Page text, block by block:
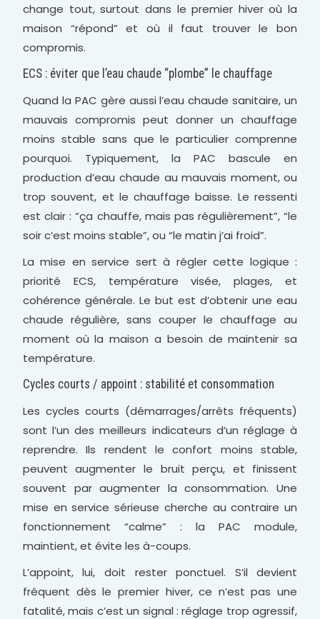
change tout, surtout dans le premier hiver où la
maison “répond” et où il faut trouver le bon
compromis.
ECS : éviter que l’eau chaude “plombe” le chauffage
Quand la PAC gère aussi l’eau chaude sanitaire, un
mauvais compromis peut donner un chauffage
moins stable sans que le particulier comprenne
pourquoi. Typiquement, la PAC bascule en
production d’eau chaude au mauvais moment, ou
trop souvent, et le chauffage baisse. Le ressenti
est clair : “ça chauffe, mais pas régulièrement”, “le
soir c’est moins stable”, ou “le matin j’ai froid”.
La mise en service sert à régler cette logique :
priorité ECS, température visée, plages, et
cohérence générale. Le but est d’obtenir une eau
chaude régulière, sans couper le chauffage au
moment où la maison a besoin de maintenir sa
température.
Cycles courts / appoint : stabilité et consommation
Les cycles courts (démarrages/arrêts fréquents)
sont l’un des meilleurs indicateurs d’un réglage à
reprendre. Ils rendent le confort moins stable,
peuvent augmenter le bruit perçu, et finissent
souvent par augmenter la consommation. Une
mise en service sérieuse cherche au contraire un
fonctionnement “calme” : la PAC module,
maintient, et évite les à-coups.
L’appoint, lui, doit rester ponctuel. S’il devient
fréquent dès le premier hiver, ce n’est pas une
fatalité, mais c’est un signal : réglage trop agressif,